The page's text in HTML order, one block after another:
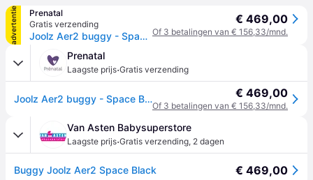
advertentie
Prenatal
Gratis verzending
Joolz Aer2 buggy - Space Black
€ 469,00
Of 3 betalingen van € 156,33/mnd.
Prenatal
Laagste prijs·Gratis verzending
Joolz Aer2 buggy - Space Black € 469,00
Of 3 betalingen van € 156,33/mnd.
Van Asten Babysuperstore
Laagste prijs·Gratis verzending, 2 dagen
Buggy Joolz Aer2 Space Black € 469,00